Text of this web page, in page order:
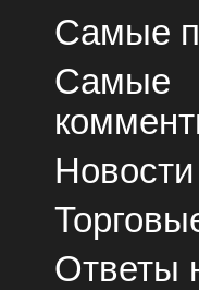
Самые
Самые
Новости
Ответы